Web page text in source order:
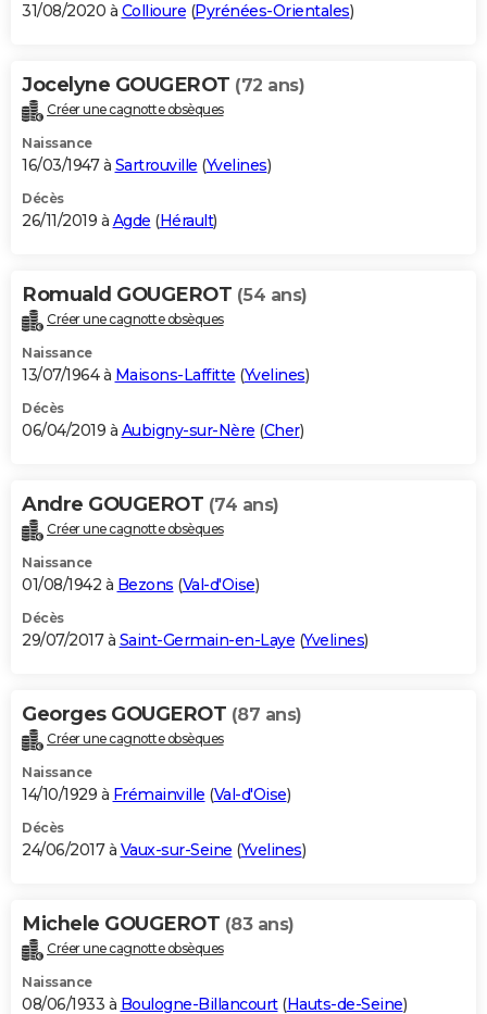
31/08/2020 à Collioure (Pyrénées-Orientales)
Jocelyne GOUGEROT (72 ans)
Créer une cagnotte obsèques
Naissance
16/03/1947 à Sartrouville (Yvelines)
Décès
26/11/2019 à Agde (Hérault)
Romuald GOUGEROT (54 ans)
Créer une cagnotte obsèques
Naissance
13/07/1964 à Maisons-Laffitte (Yvelines)
Décès
06/04/2019 à Aubigny-sur-Nère (Cher)
Andre GOUGEROT (74 ans)
Créer une cagnotte obsèques
Naissance
01/08/1942 à Bezons (Val-d'Oise)
Décès
29/07/2017 à Saint-Germain-en-Laye (Yvelines)
Georges GOUGEROT (87 ans)
Créer une cagnotte obsèques
Naissance
14/10/1929 à Frémainville (Val-d'Oise)
Décès
24/06/2017 à Vaux-sur-Seine (Yvelines)
Michele GOUGEROT (83 ans)
Créer une cagnotte obsèques
Naissance
08/06/1933 à Boulogne-Billancourt(Hauts-de-Seine)